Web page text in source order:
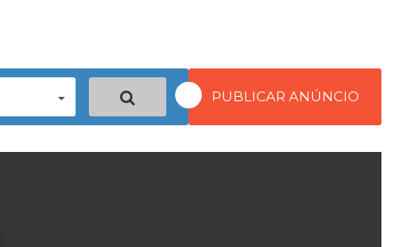
PUBLICAR ANÚNCIO